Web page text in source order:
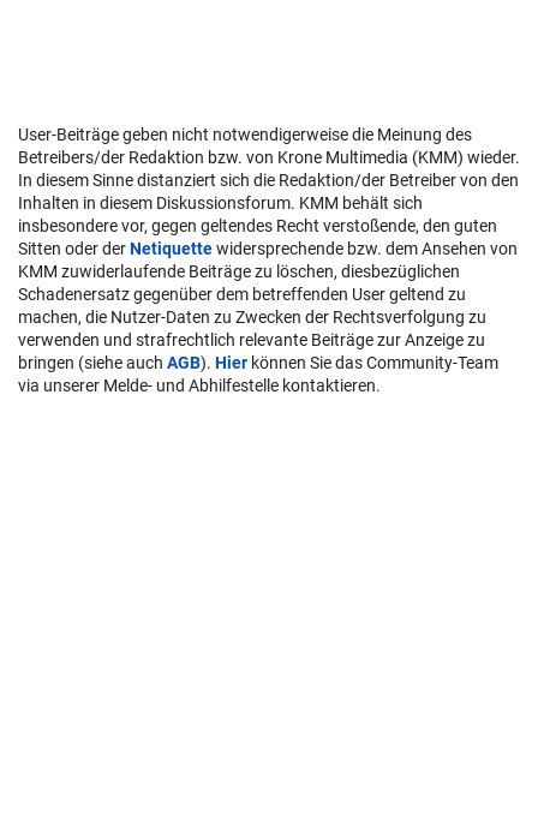
User-Beiträge geben nicht notwendigerweise die Meinung des
Betreibers/der Redaktion bzw. von Krone Multimedia (KMM) wieder.
In diesem Sinne distanziert sich die Redaktion/der Betreiber von den
Inhalten in diesem Diskussionsforum. KMM behält sich
insbesondere vor, gegen geltendes Recht verstoßende, den guten
Sitten oder derNetiquettewidersprechende bzw. dem Ansehen von
KMM zuwiderlaufende Beiträge zu löschen, diesbezüglichen
Schadenersatz gegenüber dem betreffenden User geltend zu
machen, die Nutzer-Daten zu Zwecken der Rechtsverfolgung zu
verwenden und strafrechtlich relevante Beiträge zur Anzeige zu
bringen (siehe auch AGB). Hier können Sie das Community-Team
via unserer Melde- und Abhilfestelle kontaktieren.